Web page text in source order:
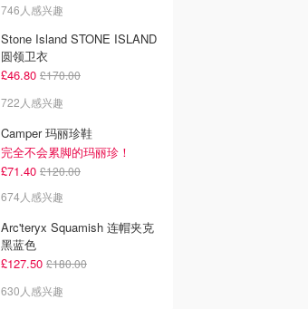
746人感兴趣
Stone Island STONE ISLAND
圆领卫衣
£46.80 £170.00
722人感兴趣
Camper 玛丽珍鞋
完全不会累脚的玛丽珍！
£71.40 £120.00
674人感兴趣
Arc'teryx Squamish 连帽夹克
黑蓝色
£127.50 £180.00
630人感兴趣